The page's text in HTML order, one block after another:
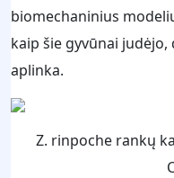
biomechaninius
kaip šie gyvūnai
aplinka.
Z. rinpoche rankų